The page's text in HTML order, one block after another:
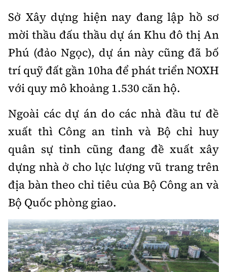
Sở Xây dựng hiện nay đang lập hồ sơ
mời thầu đấu thầu dự án Khu đô thị An
Phú (đảo Ngọc), dự án này cũng đã bố
trí quỹ đất gần 10ha để phát triển NOXH
với quy mô khoảng 1.530 căn hộ.
Ngoài các dự án do các nhà đầu tư đề
xuất thì Công an tỉnh và Bộ chỉ huy
quân sự tỉnh cũng đang đề xuất xây
dựng nhà ở cho lực lượng vũ trang trên
địa bàn theo chỉ tiêu của Bộ Công an và
Bộ Quốc phòng giao.